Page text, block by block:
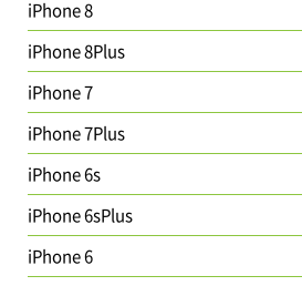
iPhone 8
iPhone 8Plus
iPhone 7
iPhone 7Plus
iPhone 6s
iPhone 6sPlus
iPhone 6